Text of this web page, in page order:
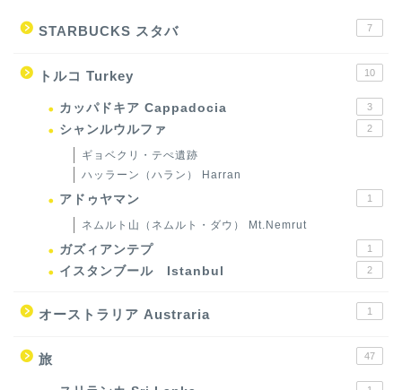
STARBUCKS スタバ 7
トルコ Turkey 10
カッパドキア Cappadocia 3
シャンルウルファ 2
ギョベクリ・テぺ遺跡
ハッラーン（ハラン） Harran
アドゥヤマン 1
ネムルト山（ネムルト・ダウ） Mt.Nemrut
ガズィアンテプ 1
イスタンブール Istanbul 2
オーストラリア Austraria 1
旅 47